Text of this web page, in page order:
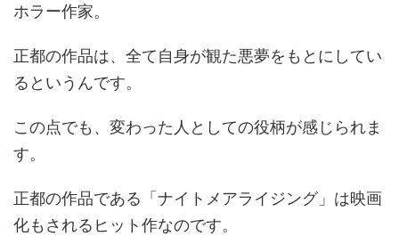
ホラー作家。
正都の作品は、全て自身が観た悪夢をもとにしてい
るというんです。
この点でも、変わった人としての役柄が感じられま
す。
正都の作品である「ナイトメアライジング」は映画
化もされるヒット作なのです。